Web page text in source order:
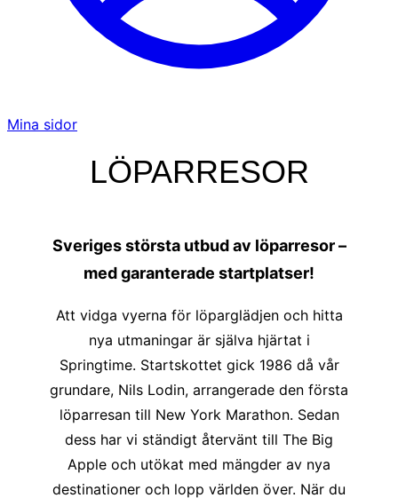
Mina sidor
LÖPARRESOR
Sveriges största utbud av löparresor –
med garanterade startplatser!
Att vidga vyerna för löparglädjen och hitta
nya utmaningar är själva hjärtat i
Springtime. Startskottet gick 1986 då vår
grundare, Nils Lodin, arrangerade den första
löparresan till New York Marathon. Sedan
dess har vi ständigt återvänt till The Big
Apple och utökat med mängder av nya
destinationer och lopp världen över. När du